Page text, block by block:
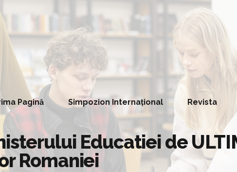
Pagină Simpozion Internațional Revista
Educatiei de
Romaniei